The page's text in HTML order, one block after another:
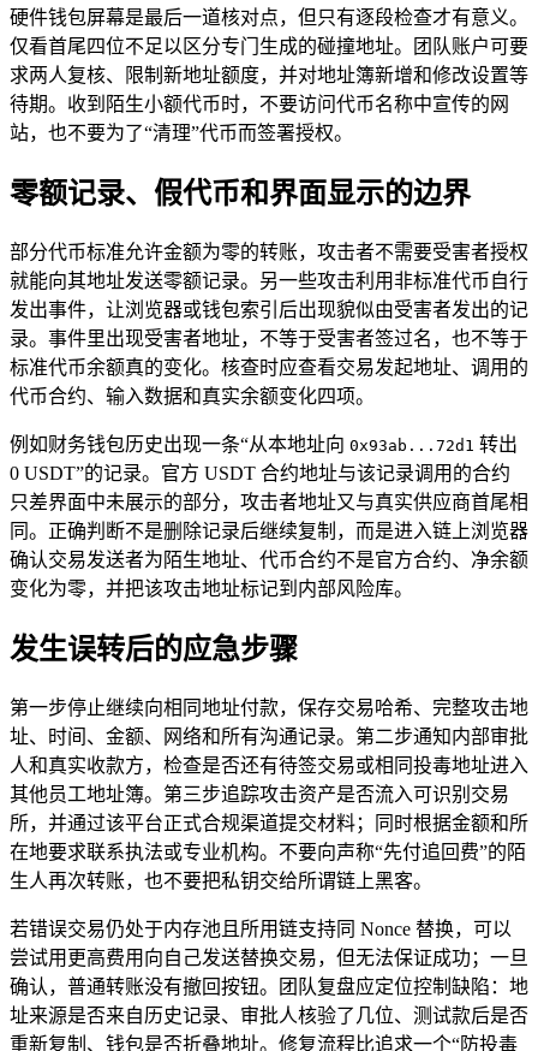
硬件钱包屏幕是最后一道核对点，但只有逐段检查才有意义。
仅看首尾四位不足以区分专门生成的碰撞地址。团队账户可要
求两人复核、限制新地址额度，并对地址簿新增和修改设置等
待期。收到陌生小额代币时，不要访问代币名称中宣传的网
站，也不要为了“清理”代币而签署授权。
零额记录、假代币和界面显示的边界
部分代币标准允许金额为零的转账，攻击者不需要受害者授权
就能向其地址发送零额记录。另一些攻击利用非标准代币自行
发出事件，让浏览器或钱包索引后出现貌似由受害者发出的记
录。事件里出现受害者地址，不等于受害者签过名，也不等于
标准代币余额真的变化。核查时应查看交易发起地址、调用的
代币合约、输入数据和真实余额变化四项。
例如财务钱包历史出现一条“从本地址向 0x93ab...72d1 转出
0 USDT”的记录。官方 USDT 合约地址与该记录调用的合约
只差界面中未展示的部分，攻击者地址又与真实供应商首尾相
同。正确判断不是删除记录后继续复制，而是进入链上浏览器
确认交易发送者为陌生地址、代币合约不是官方合约、净余额
变化为零，并把该攻击地址标记到内部风险库。
发生误转后的应急步骤
第一步停止继续向相同地址付款，保存交易哈希、完整攻击地
址、时间、金额、网络和所有沟通记录。第二步通知内部审批
人和真实收款方，检查是否还有待签交易或相同投毒地址进入
其他员工地址簿。第三步追踪攻击资产是否流入可识别交易
所，并通过该平台正式合规渠道提交材料；同时根据金额和所
在地要求联系执法或专业机构。不要向声称“先付追回费”的陌
生人再次转账，也不要把私钥交给所谓链上黑客。
若错误交易仍处于内存池且所用链支持同 Nonce 替换，可以
尝试用更高费用向自己发送替换交易，但无法保证成功；一旦
确认，普通转账没有撤回按钮。团队复盘应定位控制缺陷：地
址来源是否来自历史记录、审批人核验了几位、测试款后是否
重新复制、钱包是否折叠地址。修复流程比追求一个“防投毒